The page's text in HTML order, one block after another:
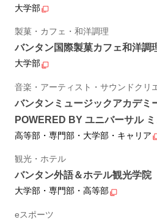
大学部
製菓・カフェ・和洋調理
バンタン国際製菓カフェ和洋調
大学部
音楽・アーティスト・サウンドクリ
バンタンミュージックアカデミ
POWERED BY ユニバーサル
高等部・専門部・大学部・キャリア
観光・ホテル
バンタン外語＆ホテル観光学院
大学部・専門部・高等部
eスポーツ